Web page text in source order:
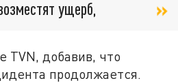
ущерб,
TVN, добавив, что
продолжается.